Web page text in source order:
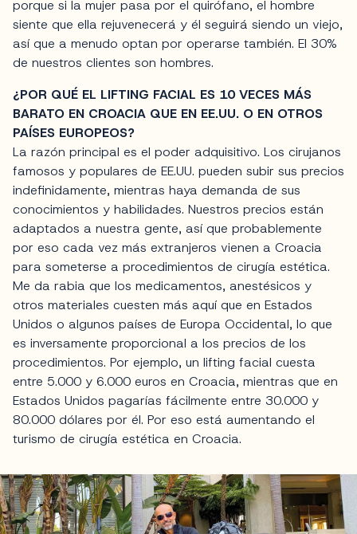
porque si la mujer pasa por el quirófano, el hombre
siente que ella rejuvenecerá y él seguirá siendo un viejo,
así que a menudo optan por operarse también. El 30%
de nuestros clientes son hombres.
¿POR QUÉ EL LIFTING FACIAL ES 10 VECES MÁS
BARATO EN CROACIA QUE EN EE.UU. O EN OTROS
PAÍSES EUROPEOS?
La razón principal es el poder adquisitivo. Los cirujanos
famosos y populares de EE.UU. pueden subir sus precios
indefinidamente, mientras haya demanda de sus
conocimientos y habilidades. Nuestros precios están
adaptados a nuestra gente, así que probablemente
por eso cada vez más extranjeros vienen a Croacia
para someterse a procedimientos de cirugía estética.
Me da rabia que los medicamentos, anestésicos y
otros materiales cuesten más aquí que en Estados
Unidos o algunos países de Europa Occidental, lo que
es inversamente proporcional a los precios de los
procedimientos. Por ejemplo, un lifting facial cuesta
entre 5.000 y 6.000 euros en Croacia, mientras que en
Estados Unidos pagarías fácilmente entre 30.000 y
80.000 dólares por él. Por eso está aumentando el
turismo de cirugía estética en Croacia.